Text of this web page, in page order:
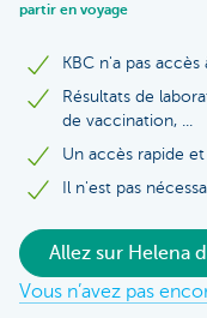
partir en voyage
KBC n'a pas
Résultats de
de vaccination, ...
Un accès rapide
Il n'est pas
Allez sur Helena
Vous n’avez pas